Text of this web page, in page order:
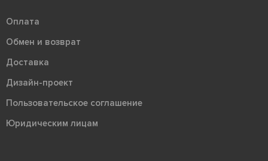
Оплата
Обмен и возврат
Доставка
Дизайн-проект
Пользовательское соглашение
Юридическим лицам